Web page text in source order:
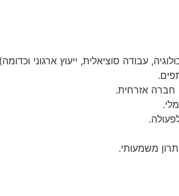
עבודה סוציאלית, ייעוץ ארגוני
חברה אזרחית.
משמעותי.